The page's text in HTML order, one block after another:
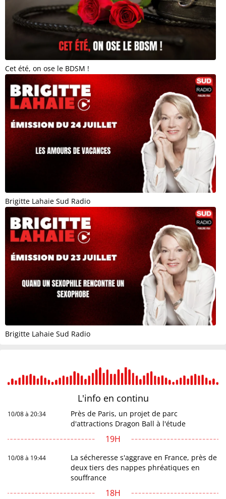
Cet été, on ose le BDSM !
Brigitte Lahaie Sud Radio
Brigitte Lahaie Sud Radio
L'info en continu
10/08 à 20:34
Près de Paris, un projet de parc
d'attractions Dragon Ball à l'étude
19H
10/08 à 19:44
La sécheresse s'aggrave en France, près de
deux tiers des nappes phréatiques en
souffrance
18H